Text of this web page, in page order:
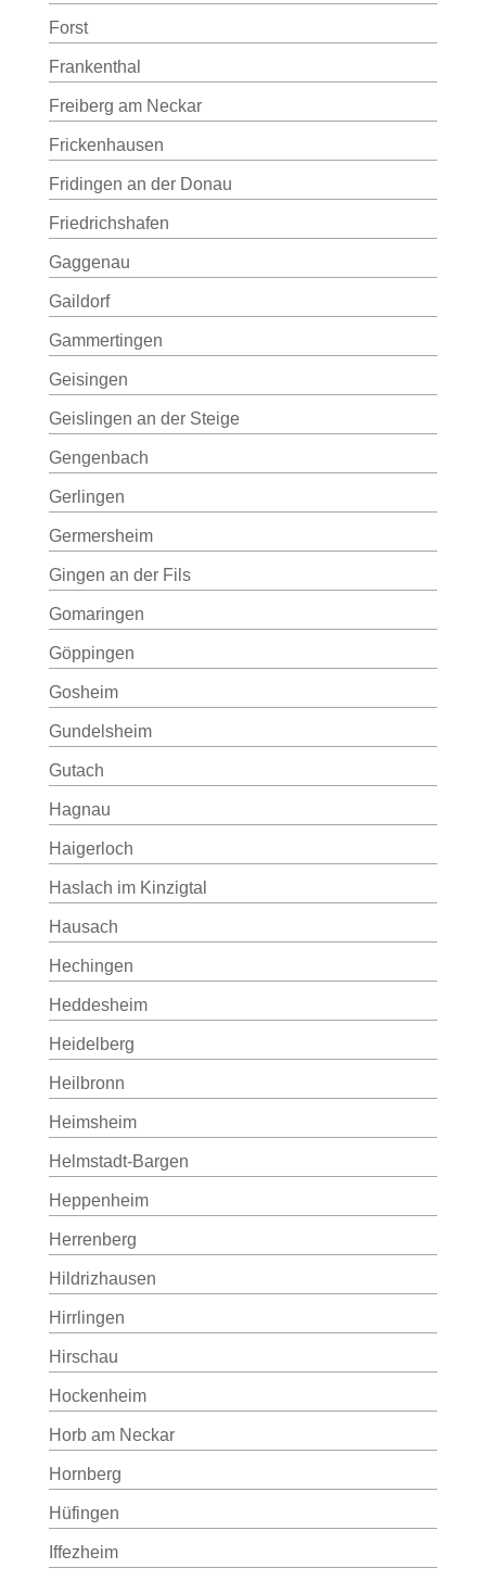
Forst
Frankenthal
Freiberg am Neckar
Frickenhausen
Fridingen an der Donau
Friedrichshafen
Gaggenau
Gaildorf
Gammertingen
Geisingen
Geislingen an der Steige
Gengenbach
Gerlingen
Germersheim
Gingen an der Fils
Gomaringen
Göppingen
Gosheim
Gundelsheim
Gutach
Hagnau
Haigerloch
Haslach im Kinzigtal
Hausach
Hechingen
Heddesheim
Heidelberg
Heilbronn
Heimsheim
Helmstadt-Bargen
Heppenheim
Herrenberg
Hildrizhausen
Hirrlingen
Hirschau
Hockenheim
Horb am Neckar
Hornberg
Hüfingen
Iffezheim